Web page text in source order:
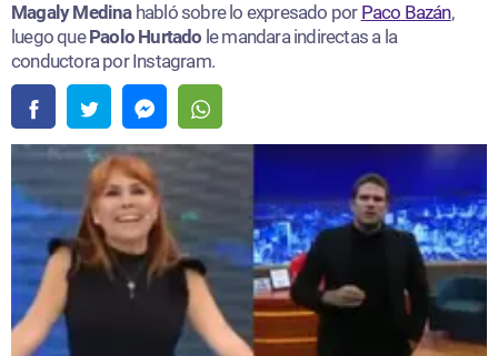
Magaly Medina habló sobre lo expresado por Paco Bazán,
luego quePaolo Hurtado le mandara indirectas a la
conductora por Instagram.